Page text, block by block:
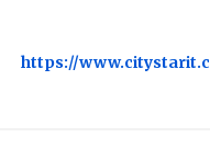
https://